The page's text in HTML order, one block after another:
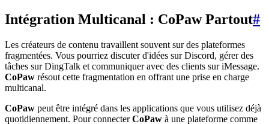
Intégration Multicanal : CoPaw Partout#
Les créateurs de contenu travaillent souvent sur des plateformes
fragmentées. Vous pourriez discuter d'idées sur Discord, gérer des
tâches sur DingTalk et communiquer avec des clients sur iMessage.
CoPaw résout cette fragmentation en offrant une prise en charge
multicanal.
CoPaw peut être intégré dans les applications que vous utilisez déjà
quotidiennement. Pour connecterCoPaw à une plateforme comme